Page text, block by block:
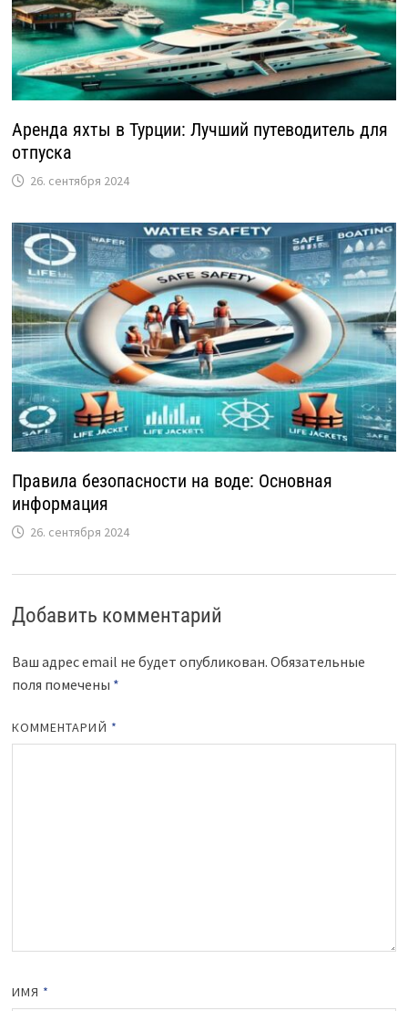
Аренда яхты в Турции: Лучший путеводитель для
отпуска
26. сентября 2024
Правила безопасности на воде: Основная
информация
26. сентября 2024
Добавить комментарий
Ваш адрес email не будет опубликован. Обязательные
поля помечены *
КОММЕНТАРИЙ *
ИМЯ *